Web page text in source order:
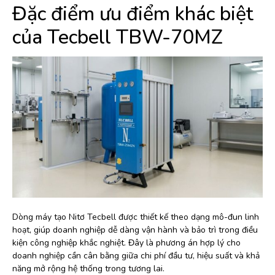
Đặc điểm ưu điểm khác biệt
của Tecbell TBW-70MZ
Dòng máy tạo Nitơ Tecbell được thiết kế theo dạng mô-đun linh
hoạt, giúp doanh nghiệp dễ dàng vận hành và bảo trì trong điều
kiện công nghiệp khắc nghiệt. Đây là phương án hợp lý cho
doanh nghiệp cần cân bằng giữa chi phí đầu tư, hiệu suất và khả
năng mở rộng hệ thống trong tương lai.